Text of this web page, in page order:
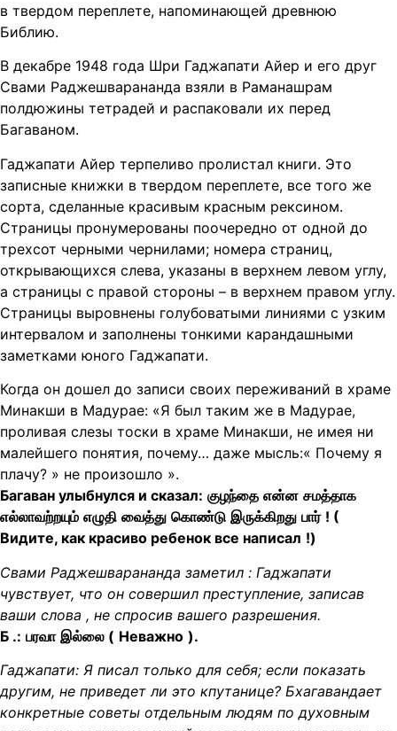
в твердом переплете, напоминающей древнюю
Библию.
В декабре 1948 года Шри Гаджапати Айер и его друг
Свами Раджешварананда взяли в Раманашрам
полдюжины тетрадей и распаковали их перед
Багаваном.
Гаджапати Айер терпеливо пролистал книги. Это
записные книжки в твердом переплете, все того же
сорта, сделанные красивым красным рексином.
Страницы пронумерованы поочередно от одной до
трехсот черными чернилами; номера страниц,
открывающихся слева, указаны в верхнем левом углу,
а страницы с правой стороны – в верхнем правом углу.
Страницы выровнены голубоватыми линиями с узким
интервалом и заполнены тонкими карандашными
заметками юного Гаджапати.
Когда он дошел до записи своих переживаний в храме
Минакши в Мадурае: «Я был таким же в Мадурае,
проливая слезы тоски в храме Минакши, не имея ни
малейшего понятия, почему… даже мысль:« Почему я
плачу? » не произошло ».
Багаван улыбнулся и сказал: குழந்தை என்ன சமத்தாக
எல்லாவற்றயும் எழுதி வைத்து கொண்டு இருக்கிறது பார் ! (
Видите, как красиво ребенок все написал !)
Свами Раджешварананда заметил : Гаджапати
чувствует, что он совершил преступление, записав
ваши слова , не спросив вашего разрешения.
Б .: பரவா இல்லை ( Неважно ).
Гаджапати: Я писал только для себя; если показать
другим, не приведет ли это кпутанице? Бхагавандает
конкретные советы отдельным людям по духовным